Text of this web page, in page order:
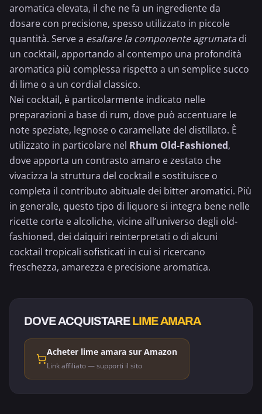
aromatica elevata, il che ne fa un ingrediente da
dosare con precisione, spesso utilizzato in piccole
quantità. Serve a esaltare la componente agrumata di
un cocktail, apportando al contempo una profondità
aromatica più complessa rispetto a un semplicesucco
di lime o a un cordial classico.
Nei cocktail, è particolarmente indicato nelle
preparazioni a base di rum, dove può accentuare le
note speziate, legnose o caramellate del distillato. È
utilizzato in particolare nel Rhum Old-Fashioned,
dove apporta un contrasto amaro e zestato che
vivacizza la struttura del cocktail e sostituisce o
completa il contributo abituale dei bitter aromatici. Più
in generale, questo tipo di liquore si integra bene nelle
ricette corte e alcoliche, vicine all’universo degli old-
fashioned, dei daiquiri reinterpretati o di alcuni
cocktail tropicali sofisticati in cui si ricercano
freschezza, amarezza e precisione aromatica.
DOVE ACQUISTARELIME AMARA
Acheter lime amara sur Amazon
Link affiliato — supporti il sito